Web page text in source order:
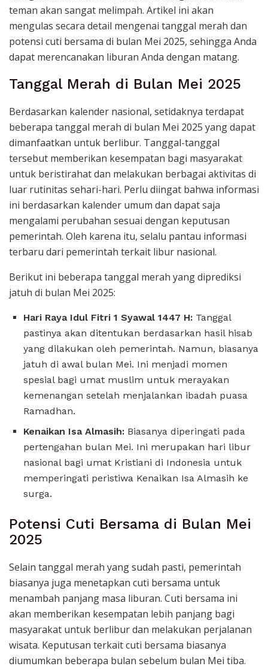
teman akan sangat melimpah. Artikel ini akan
mengulas secara detail mengenai tanggal merah dan
potensi cuti bersama di bulan Mei 2025, sehingga Anda
dapat merencanakan liburan Anda dengan matang.
Tanggal Merah di Bulan Mei 2025
Berdasarkan kalender nasional, setidaknya terdapat
beberapa tanggal merah di bulan Mei 2025 yang dapat
dimanfaatkan untuk berlibur. Tanggal-tanggal
tersebut memberikan kesempatan bagi masyarakat
untuk beristirahat dan melakukan berbagai aktivitas di
luar rutinitas sehari-hari. Perlu diingat bahwa informasi
ini berdasarkan kalender umum dan dapat saja
mengalami perubahan sesuai dengan keputusan
pemerintah. Oleh karena itu, selalu pantau informasi
terbaru dari pemerintah terkait libur nasional.
Berikut ini beberapa tanggal merah yang diprediksi
jatuh di bulan Mei 2025:
Hari Raya Idul Fitri 1 Syawal 1447 H: Tanggal
pastinya akan ditentukan berdasarkan hasil hisab
yang dilakukan oleh pemerintah. Namun, biasanya
jatuh di awal bulan Mei. Ini menjadi momen
spesial bagi umat muslim untuk merayakan
kemenangan setelah menjalankan ibadah puasa
Ramadhan.
Kenaikan Isa Almasih: Biasanya diperingati pada
pertengahan bulan Mei. Ini merupakan hari libur
nasional bagi umat Kristiani di Indonesia untuk
memperingati peristiwa Kenaikan Isa Almasih ke
surga.
Potensi Cuti Bersama di Bulan Mei
2025
Selain tanggal merah yang sudah pasti, pemerintah
biasanya juga menetapkan cuti bersama untuk
menambah panjang masa liburan. Cuti bersama ini
akan memberikan kesempatan lebih panjang bagi
masyarakat untuk berlibur dan melakukan perjalanan
wisata. Keputusan terkait cuti bersama biasanya
diumumkan beberapa bulan sebelum bulan Mei tiba.